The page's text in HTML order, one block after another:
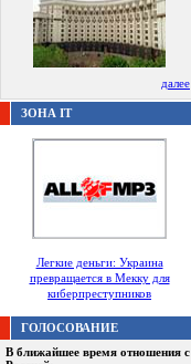
далее
ЗОНА IT
Легкие деньги: Украина
превращается в Мекку для
киберпреступников
ГОЛОСОВАНИЕ
В ближайшее время отношения с